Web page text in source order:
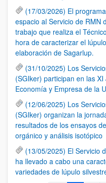
(17/03/2026) El
espacio al Servicio de RMN
trabajo que realiza el
hora de caracterizar el
elaboración de Sagarlup.
(31/10/2025) Los
(SGIker) participan en las
Economía y Empresa de la
(12/06/2025) Los
(SGIker) organizan la
resultados de los ensayos
orgánico y análisis isotópico
(13/05/2025) El Servicio
ha llevado a cabo una
variedades de lúpulo